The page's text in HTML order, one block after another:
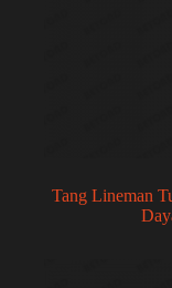
Tang Lineman